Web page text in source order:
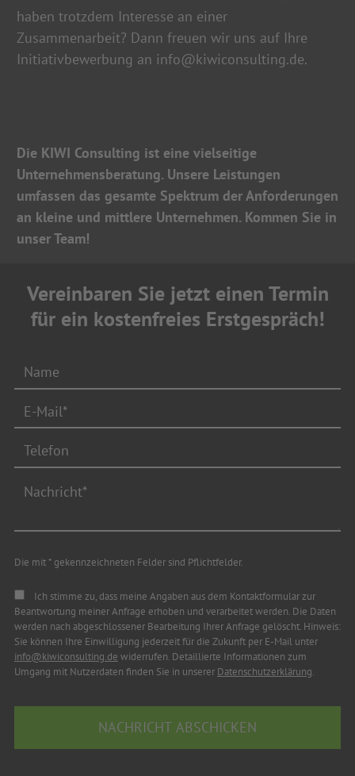
haben trotzdem Interesse an einer
Zusammenarbeit? Dann freuen wir uns auf Ihre
Initiativbewerbung an info@kiwiconsulting.de.
Die KIWI Consulting ist eine vielseitige
Unternehmensberatung. Unsere Leistungen
umfassen das gesamte Spektrum der Anforderungen
an kleine und mittlere Unternehmen. Kommen Sie in
unser Team!
Vereinbaren Sie jetzt einen Termin
für ein kostenfreies Erstgespräch!
Die mit * gekennzeichneten Felder sind Pflichtfelder.
Ich stimme zu, dass meine Angaben aus dem Kontaktformular zur
Beantwortung meiner Anfrage erhoben und verarbeitet werden. Die Daten
werden nach abgeschlossener Bearbeitung Ihrer Anfrage gelöscht. Hinweis:
Sie können Ihre Einwilligung jederzeit für die Zukunft per E-Mail unter
info@kiwiconsulting.de widerrufen. Detaillierte Informationen zum
Umgang mit Nutzerdaten finden Sie in unserer Datenschutzerklärung.
NACHRICHT ABSCHICKEN